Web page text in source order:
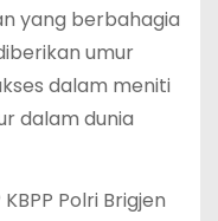
yang berbahagia
umur
dalam meniti
dalam dunia
Polri Brigjen